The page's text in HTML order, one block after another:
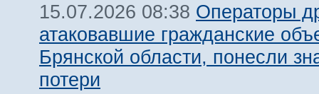
15.07.2026 08:38 Операторы
атаковавшие гражданские
Брянской области, понесли
потери